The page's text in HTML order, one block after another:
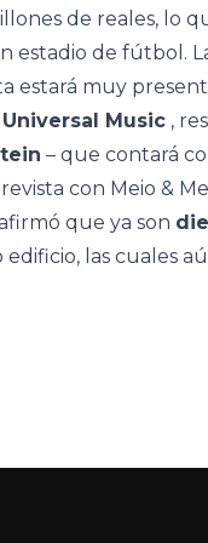
de reales, lo
estadio de fútbol.
estará muy
Universal Music ,
– que contará
con Meio &
que ya son
las cuales